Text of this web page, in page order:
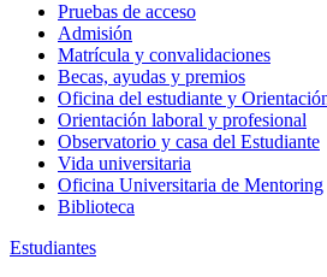
Pruebas de acceso
Admisión
Matrícula y convalidaciones
Becas, ayudas y premios
Oficina del estudiante y
Orientación laboral y profesional
Observatorio y casa del Estudiante
Vida universitaria
Oficina Universitaria de Mentoring
Biblioteca
Estudiantes